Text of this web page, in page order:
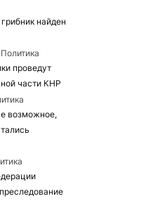
найден
проведут
части КНР
возможное,